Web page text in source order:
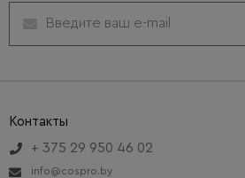
Контакты
+ 375 29 950 46 02
info@cospro.by